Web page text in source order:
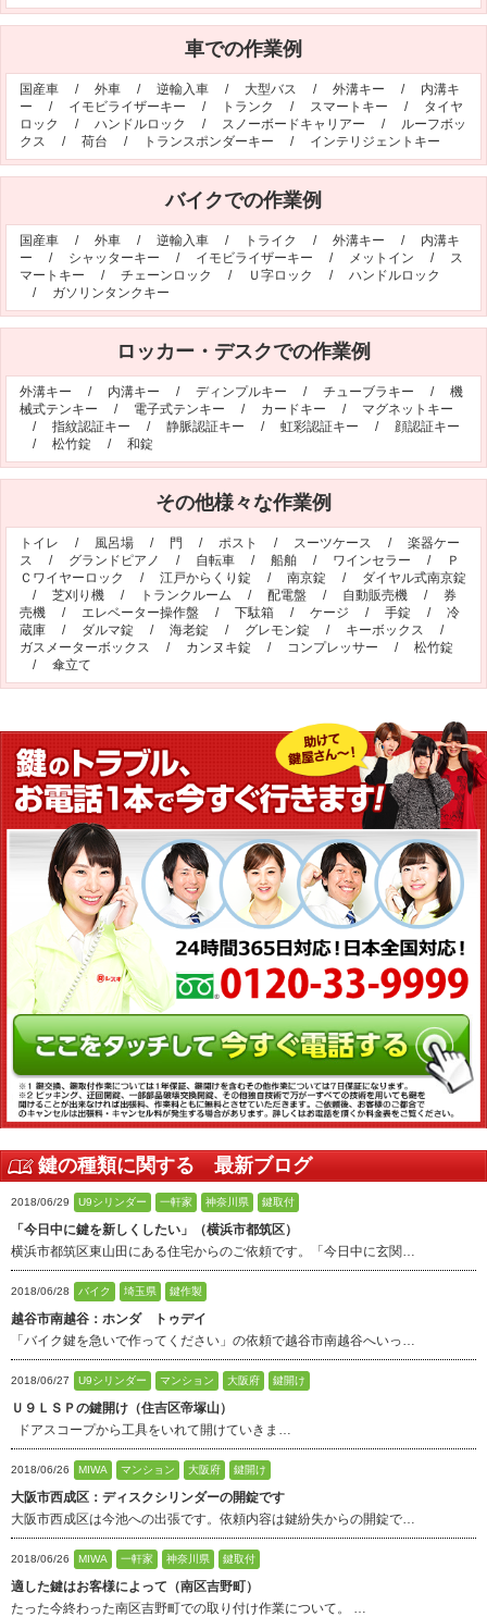
車での作業例
国産車 / 外車 / 逆輸入車 / 大型バス / 外溝キー / 内溝キ
ー / イモビライザーキー / トランク / スマートキー / タイヤ
ロック
/ ハンドルロック / スノーボードキャリアー / ルーフボッ
クス / 荷台 / トランスポンダーキー / インテリジェントキー
バイクでの作業例
国産車 / 外車 / 逆輸入車 / トライク / 外溝キー / 内溝キ
ー / シャッターキー / イモビライザーキー / メットイン / ス
マートキー / チェーンロック / Ｕ字ロック / ハンドルロック
/ ガソリンタンクキー
ロッカー・デスクでの作業例
外溝キー / 内溝キー / ディンプルキー / チューブラキー / 機
械式テンキー / 電子式テンキー / カードキー / マグネットキー
/ 指紋認証キー / 静脈認証キー / 虹彩認証キー / 顔認証キー
/ 松竹錠 / 和錠
その他様々な作業例
トイレ / 風呂場 / 門 / ポスト / スーツケース / 楽器ケー
ス / グランドピアノ / 自転車 / 船舶 / ワインセラー /
Ｐ
Ｃワイヤーロック
/ 江戸からくり錠 / 南京錠 / ダイヤル式南京錠
/ 芝刈り機 / トランクルーム / 配電盤 / 自動販売機 / 券
売機 / エレベーター操作盤 / 下駄箱 / ケージ / 手錠 / 冷
蔵庫 / ダルマ錠 / 海老錠 / グレモン錠 / キーボックス /
ガスメーターボックス / カンヌキ錠 / コンプレッサー / 松竹錠
/ 傘立て
鍵の種類に関する 最新ブログ
2018/06/29 U9シリンダー 一軒家 神奈川県 鍵取付
「今日中に鍵を新しくしたい」（横浜市都筑区）
横浜市都筑区東山田にある住宅からのご依頼です。「今日中に玄関…
2018/06/28 バイク 埼玉県 鍵作製
越谷市南越谷：ホンダ トゥデイ
「バイク鍵を急いで作ってください」の依頼で越谷市南越谷へいっ…
2018/06/27 U9シリンダー マンション 大阪府 鍵開け
Ｕ９ＬＳＰの鍵開け（住吉区帝塚山）
ドアスコープから工具をいれて開けていきま…
2018/06/26 MIWA マンション 大阪府 鍵開け
大阪市西成区：ディスクシリンダーの開錠です
大阪市西成区は今池への出張です。依頼内容は鍵紛失からの開錠で…
2018/06/26 MIWA 一軒家 神奈川県 鍵取付
適した鍵はお客様によって（南区吉野町）
たった今終わった南区吉野町での取り付け作業について。 …